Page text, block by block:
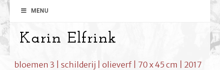
MENU
Karin Elfrink
bloemen 3 | schilderij | olieverf | 70 x 45 cm | 2017